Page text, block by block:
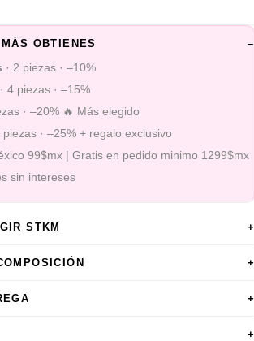
OBTIENES –
· 2 piezas · –10%
· 4 piezas · –15%
· –20% 🔥 Más elegido
piezas · –25% + regalo exclusivo
99$mx | Gratis en pedido minimo 1299$mx
sin intereses
STKM +
+
+
+